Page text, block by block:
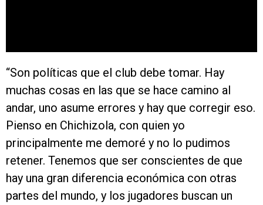
“Son políticas que el club debe tomar. Hay
muchas cosas en las que se hace camino al
andar, uno asume errores y hay que corregir eso.
Pienso en Chichizola, con quien yo
principalmente me demoré y no lo pudimos
retener. Tenemos que ser conscientes de que
hay una gran diferencia económica con otras
partes del mundo, y los jugadores buscan un